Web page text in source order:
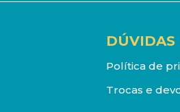
DÚVIDAS
Política de
Trocas e